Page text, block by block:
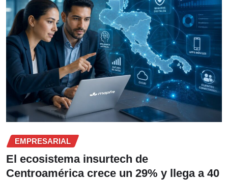
EMPRESARIAL
El ecosistema insurtech de
Centroamérica crece un 29% y llega a 40